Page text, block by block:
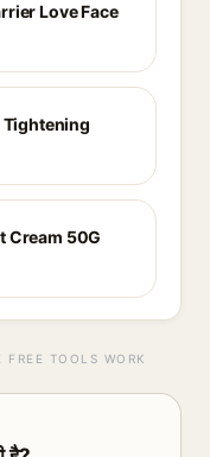
Love Face
Tightening
Cream 50G
TOOLS WORK